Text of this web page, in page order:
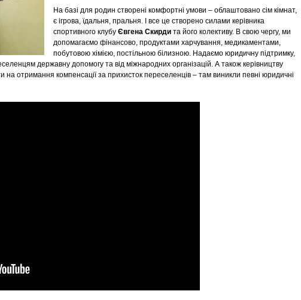
На базі для родин створені комфортні умови – облаштовано сім кімнат,
є ігрова, їдальня, пральня. І все це створено силами керівника
спортивного клубу Євгена Скирди та його колективу. В свою чергу, ми
допомагаємо фінансово, продуктами харчування, медикаментами,
побутовою хімією, постільною білизною. Надаємо юридичну підтримку,
державну допомогу та від міжнародних організацій. А також керівництву
отримання компенсації за прихисток переселенців – там виникли певні юридичні